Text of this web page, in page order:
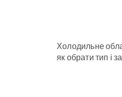
Холодильне
як обрати тип і